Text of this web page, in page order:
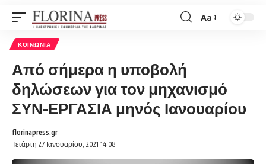
Font
Aa
ΚΟΙΝΩΝΊΑ
Από σήμερα η υποβολή
δηλώσεων για τον μηχανισμό
ΣΥΝ-ΕΡΓΑΣΙΑ μηνός Ιανουαρίου
Τετάρτη 27 Ιανουαρίου, 2021 14:08
florinapress.gr